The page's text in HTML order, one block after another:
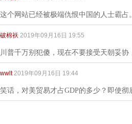
这个网站已经被极端仇恨中国的人士霸占
破棉袄 2019年09月16日 19:55
川普千万别犯傻，现在不要接受天朝妥协
wwlt 2019年09月16日 19:44
笑话，对美贸易才占GDP的多少？即使彻